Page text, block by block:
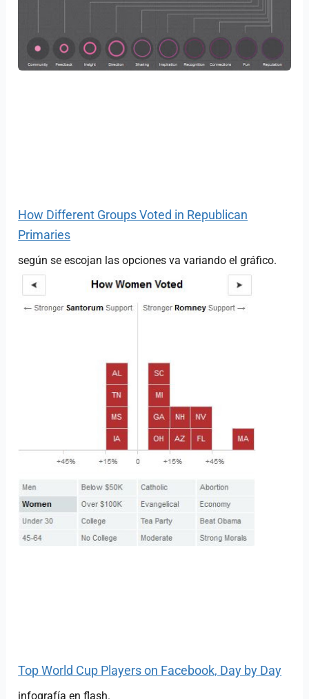
How Different Groups Voted in Republican
Primaries
según se escojan las opciones va variando el gráfico.
Top World Cup Players on Facebook, Day by Day
infografía en flash.